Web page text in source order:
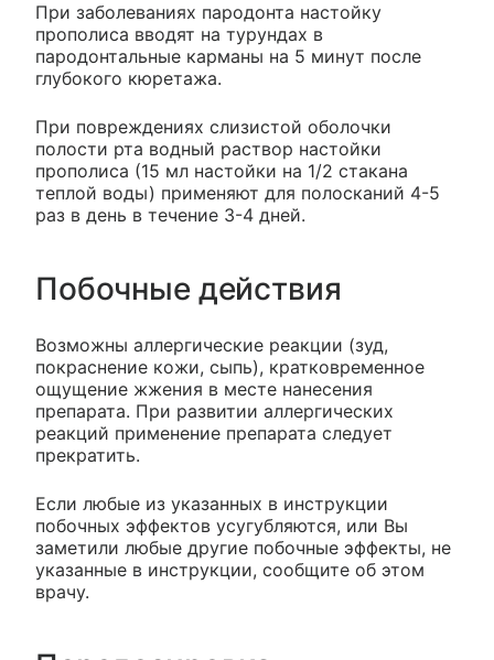
При заболеваниях пародонта настойку
прополиса вводят на турундах в
пародонтальные карманы на 5 минут после
глубокого кюретажа.
При повреждениях слизистой оболочки
полости рта водный раствор настойки
прополиса (15 мл настойки на 1/2 стакана
теплой воды) применяют для полосканий 4-5
раз в день в течение 3-4 дней.
Побочные действия
Возможны аллергические реакции (зуд,
покраснение кожи, сыпь), кратковременное
ощущение жжения в месте нанесения
препарата. При развитии аллергических
реакций применение препарата следует
прекратить.
Если любые из указанных в инструкции
побочных эффектов усугубляются, или Вы
заметили любые другие побочные эффекты, не
указанные в инструкции, сообщите об этом
врачу.